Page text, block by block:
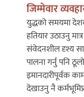
जिम्मेवार
युद्धको समयमा
हतियार उठाउनु
संवेदनशील दृश्य
पालना गर्नु पनि
इमानदारीपूर्वक
देखाउनु नै